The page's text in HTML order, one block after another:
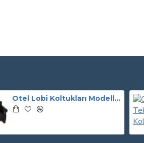
Otel Lobi Koltukları Modelleri